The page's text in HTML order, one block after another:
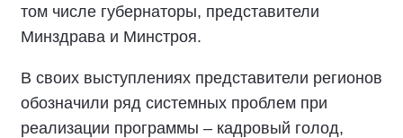
том числе губернаторы, представители
Минздрава и Минстроя.
В своих выступлениях представители регионов
обозначили ряд системных проблем при
реализации программы – кадровый голод,